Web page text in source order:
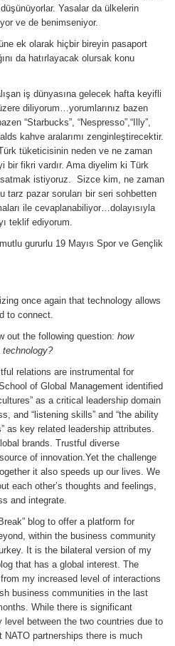
Yasalar da ülkelerin
ve de benimseniyor.
ek olarak hiçbir bireyin pasaport
da hatırlayacak olursak konu
iş dünyasına gelecek hafta keyifli
diliyorum…yorumlarınız bazen
“Starbucks”, “Nespresso”,“Illy”,
kahve aralarımı zenginleştirecektir.
tüketicisinin neden ve ne zaman
bir fikri vardır. Ama diyelim ki Türk
istiyoruz. Sizce kim, ne zaman
pazar soruları bir seri sohbetten
ile cevaplanabiliyor…dolayısıyla
teklif ediyorum.
gururlu 19 Mayıs Spor ve Gençlik
once again that technology allows
to connect.
out the following question: how
relations are instrumental for
of Global Management identified
as a critical leadership domain
and “listening skills” and “the ability
as key related leadership attributes.
brands. Trustful diverse
of innovation.Yet the challenge
it also speeds up our lives. We
each other’s thoughts and feelings,
and integrate.
blog to offer a platform for
within the business community
It is the bilateral version of my
that has a global interest. The
my increased level of interactions
business communities in the last
While there is significant
between the two countries due to
NATO partnerships there is much